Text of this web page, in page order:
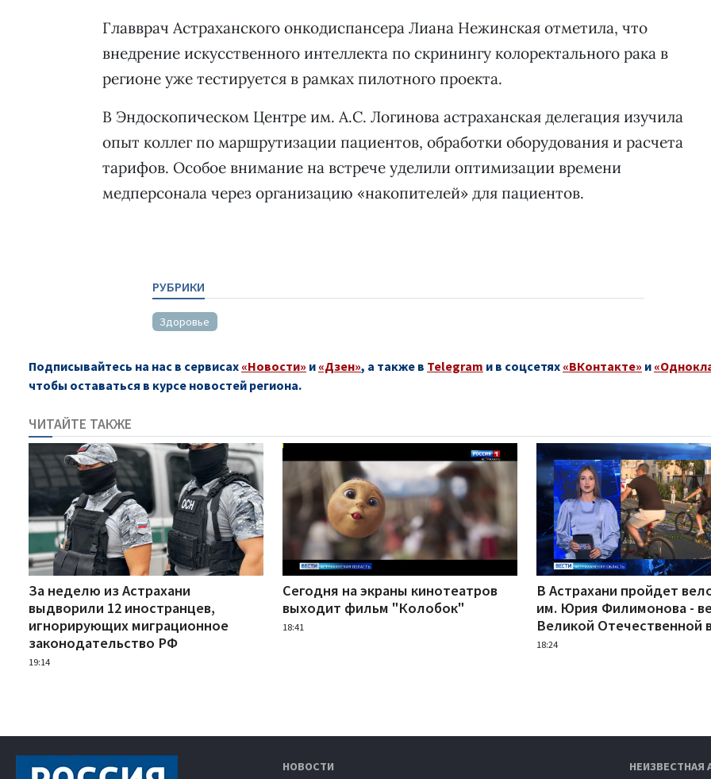
Главврач Астраханского онкодиспансера Лиана Нежинская отметила, что
внедрение искусственного интеллекта по скринингу колоректального рака в
регионе уже тестируется в рамках пилотного проекта.
В Эндоскопическом Центре им. А.С. Логинова астраханская делегация изучила
опыт коллег по маршрутизации пациентов, обработки оборудования и расчета
тарифов. Особое внимание на встрече уделили оптимизации времени
медперсонала через организацию «накопителей» для пациентов.
РУБРИКИ
Здоровье
Подписывайтесь на нас в сервисах «Новости» и «Дзен», а также в Telegram и в соцсетях «ВКонтакте» и
чтобы оставаться в курсе новостей региона.
ЧИТАЙТЕ ТАКЖЕ
За неделю из Астрахани
выдворили 12 иностранцев,
игнорирующих миграционное
законодательство РФ
19:14
Сегодня на экраны кинотеатров
выходит фильм "Колобок"
18:41
В Астрахани пройдет
им. Юрия Филимонова -
Великой Отечественной
18:24
НОВОСТИ НЕИЗВЕСТНАЯ